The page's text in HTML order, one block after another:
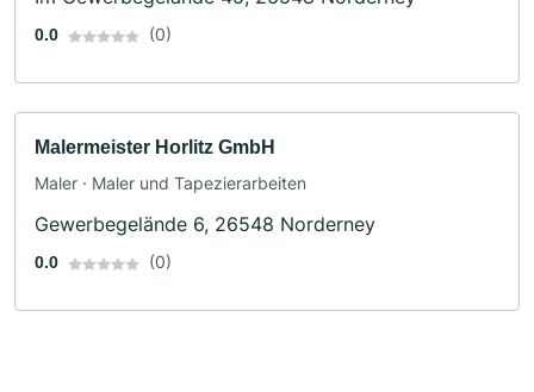
0.0 (0)
Malermeister Horlitz GmbH
Maler · Maler und Tapezierarbeiten
Gewerbegelände 6, 26548 Norderney
0.0 (0)